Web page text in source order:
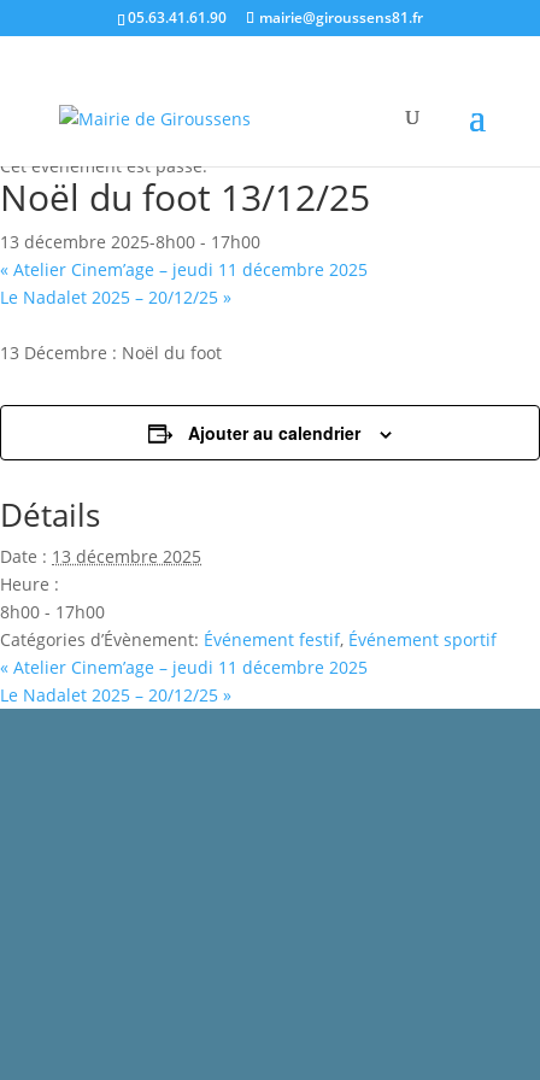
05.63.41.61.90 mairie@giroussens81.fr
Cet évènement est passé.
Noël du foot 13/12/25
13 décembre 2025-8h00 - 17h00
« Atelier Cinem’age – jeudi 11 décembre 2025
Le Nadalet 2025 – 20/12/25 »
13 Décembre : Noël du foot
Ajouter au calendrier
Détails
Date : 13 décembre 2025
Heure :
8h00 - 17h00
Catégories d’Évènement: Événement festif, Événement sportif
« Atelier Cinem’age – jeudi 11 décembre 2025
Le Nadalet 2025 – 20/12/25 »